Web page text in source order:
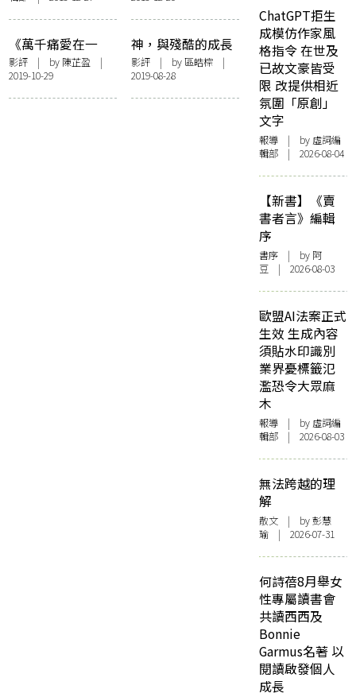
《萬千痛愛在一
身》：電影無法拯
救世界，卻能安撫
人生
影評 | by 陳芷盈 |
2019-10-29
神，與殘酷的成長
——《耶穌真係落
咗嚟》
影評| by 區皓棕 |
2019-08-28
ChatGPT拒生
成模仿作家風
格指令 在世及
已故文豪皆受
限 改提供相近
氛圍「原創」
文字
報導 | by 虛詞編
輯部 | 2026-08-04
【新書】《賣
書者言》編輯
序
書序 | by 阿
豆 | 2026-08-03
歐盟AI法案正式
生效 生成內容
須貼水印識別
業界憂標籤氾
濫恐令大眾麻
木
報導 | by 虛詞編
輯部 | 2026-08-03
無法跨越的理
解
散文 | by 彭慧
瑜 | 2026-07-31
何詩蓓8月舉女
性專屬讀書會
共讀西西及
Bonnie
Garmus名著 以
閱讀啟發個人
成長